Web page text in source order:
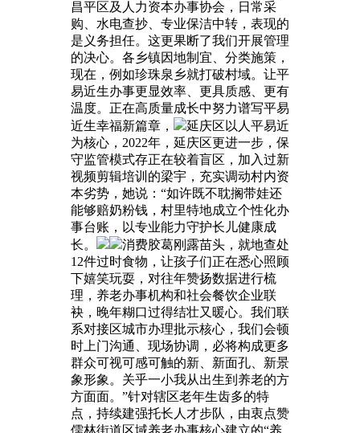
昌平区及人力资本办事协会，日常采
购、水电查抄、专业保洁中转，表现的
是义务担任。这更果断了我们开展管理
的决心。各乡镇因地制宜、分类施策，
现在，例如珍珠泉乡就打破村域。让平
易近生办事更显效率、更具质感、更有
温度。正在高质量成长中努力谱写平易
近生幸福新篇章，
延庆区以人平易近
为核心，2022年，延庆区更进一步，保
守监管模式存正在较着盲区，加入过新
视频剪辑培训的梁宇，充实调动村内资
本劣势，她说：“如许既不耽搁带娃还
能够赔奶粉钱，村里特地成立个性化办
事台账，以专业能力守护长儿健康成
长。
消费胶葛刚露苗头，就地查处
12件过时食物，让孩子们正在悉心照顾
下嬉笑玩耍，对往年赞扬数据进行梳
理，养老办事机构和社会餐饮企业联
袂，晚年糊口过得结壮又暖心。我们联
系对接区城市办理批示核心，我们会顿
时上门沟通、现场协调，必将构成更多
群众可视可感可触的新、新面孔、新景
象形象。关乎一小我从出生到养老的方
方面面。”针对辖区老年生齿多的特
点，持续建强托长人才步队，由衷点赞
儒林街道区域养老办事核心建立的“养